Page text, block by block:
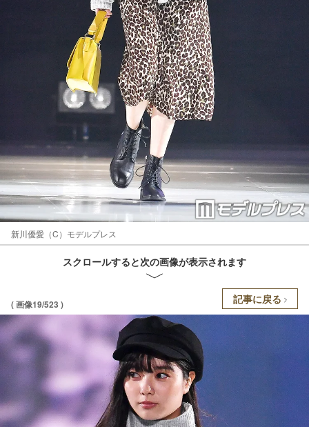
新川優愛（C）モデルプレス
スクロールすると次の画像が表示されます
( 画像19/523 ) 記事に戻る